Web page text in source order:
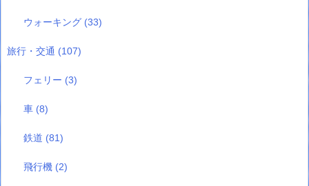
ウォーキング (33)
旅行・交通 (107)
フェリー (3)
車 (8)
鉄道 (81)
飛行機 (2)